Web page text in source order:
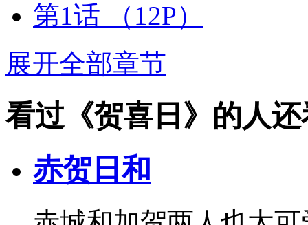
第1话
（12P）
展开全部章节
看过《贺喜日》的人
赤贺日和